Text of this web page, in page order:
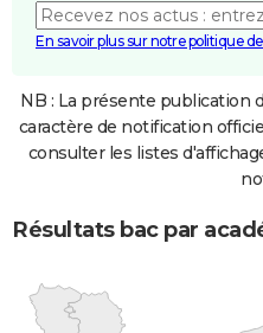
En savoir plus sur notre politique
NB : La présente publication
caractère de notification
consulter les listes
Résultats bac par